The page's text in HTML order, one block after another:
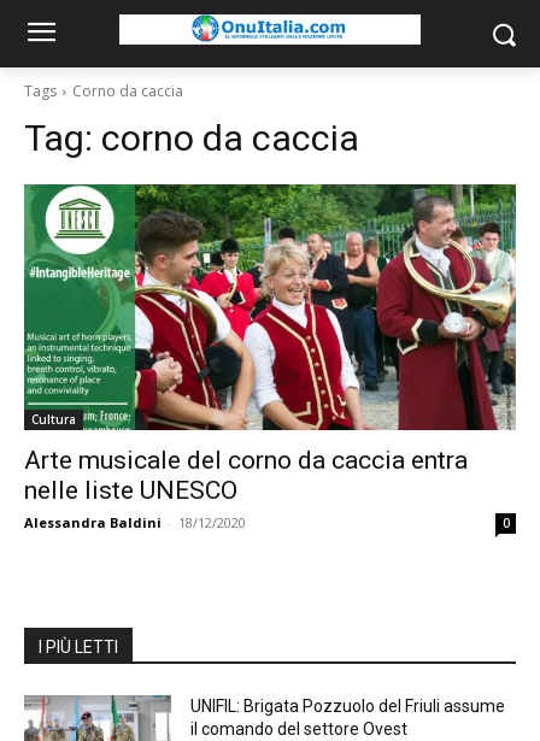
Tags Corno da caccia
Tag: corno da caccia
Cultura
Arte musicale del corno da caccia entra
nelle liste UNESCO
Alessandra Baldini - 18/12/2020 0
I PIÙ LETTI
UNIFIL: Brigata Pozzuolo del Friuli assume
il comando del settore Ovest